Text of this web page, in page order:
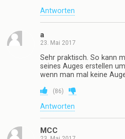
Antworten
a
23. Mai 2017
Sehr praktisch. So kann
seines Auges erstellen
wenn man mal keine
(86)
Antworten
MCC